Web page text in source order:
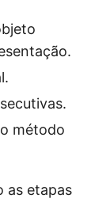
método
as etapas